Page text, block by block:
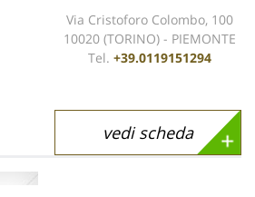
vedi scheda
Via Cristoforo Colombo, 100
10020 (TORINO) - PIEMONTE
Tel. +39.0119151294